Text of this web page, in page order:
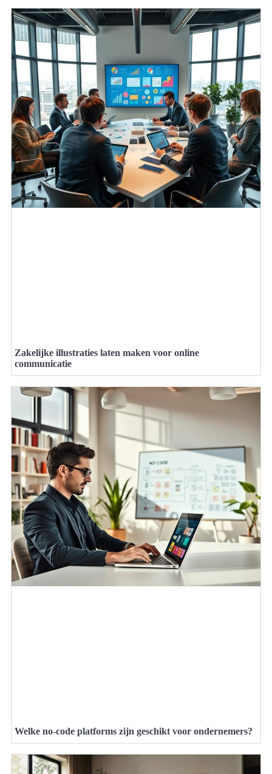
Zakelijke illustraties laten maken voor online
communicatie
Welke no-code platforms zijn geschikt voor ondernemers?